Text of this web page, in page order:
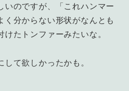
いのですが、「これハンマー
く分からない形状がなんとも
たトンファーみたいな。
て欲しかったかも。